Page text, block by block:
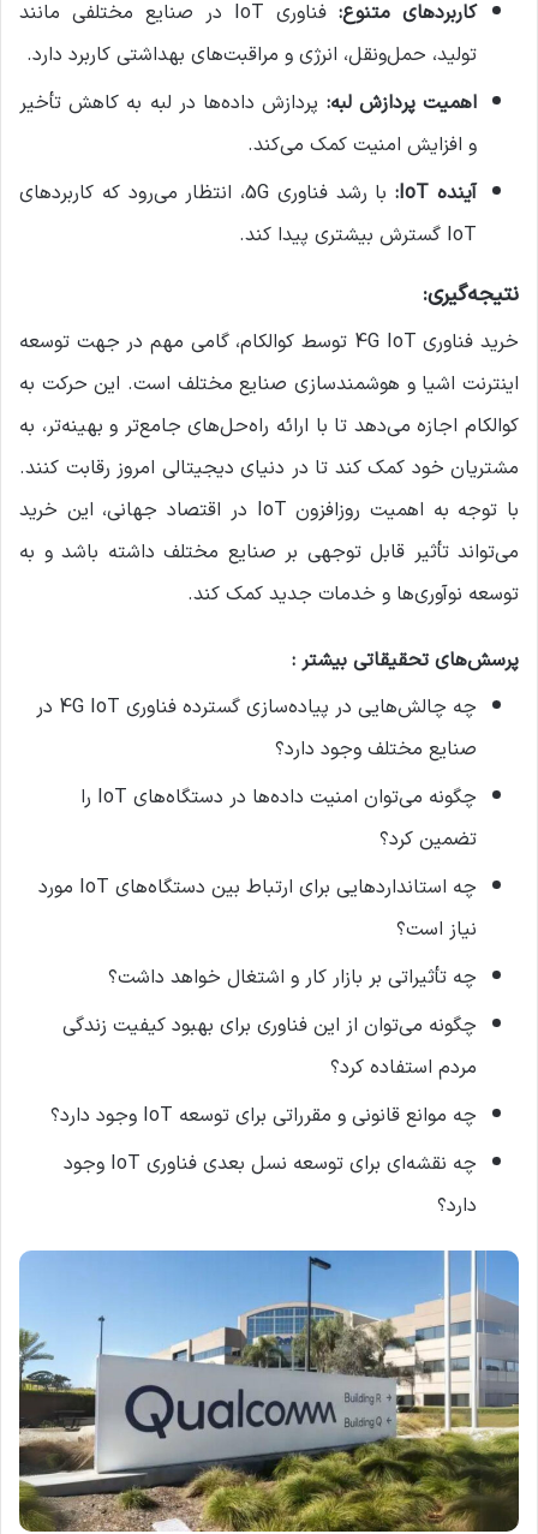
کاربردهای متنوع:
فناوری IoT در صنایع مختلفی مانند
تولید، حمل‌ونقل، انرژی و مراقبت‌های بهداشتی کاربرد دارد.
اهمیت پردازش لبه: پردازش داده‌ها در لبه به کاهش تأخیر
و افزایش امنیت کمک می‌کند.
آینده IoT:
با رشد فناوری 5G، انتظار می‌رود که کاربردهای
IoT گسترش بیشتری پیدا کند.
نتیجه‌گیری:
خرید فناوری 4G IoT توسط کوالکام، گامی مهم در جهت توسعه
اینترنت اشیا و هوشمندسازی صنایع مختلف است. این حرکت به
کوالکام اجازه می‌دهد تا با ارائه راه‌حل‌های جامع‌تر و بهینه‌تر، به
مشتریان خود کمک کند تا در دنیای دیجیتالی امروز رقابت کنند.
با توجه به اهمیت روزافزون IoT در اقتصاد جهانی، این خرید
می‌تواند تأثیر قابل توجهی بر صنایع مختلف داشته باشد و به
توسعه نوآوری‌ها و خدمات جدید کمک کند.
پرسش‌های تحقیقاتی بیشتر :
چه چالش‌هایی در پیاده‌سازی گسترده فناوری 4G IoT در
صنایع مختلف وجود دارد؟
چگونه می‌توان امنیت داده‌ها در دستگاه‌های IoT را
تضمین کرد؟
چه استانداردهایی برای ارتباط بین دستگاه‌های IoT مورد
نیاز است؟
چه تأثیراتی بر بازار کار و اشتغال خواهد داشت؟
چگونه می‌توان از این فناوری برای بهبود کیفیت زندگی
مردم استفاده کرد؟
چه موانع قانونی و مقرراتی برای توسعه IoT وجود دارد؟
چه نقشه‌ای برای توسعه نسل بعدی فناوری IoT وجود
دارد؟